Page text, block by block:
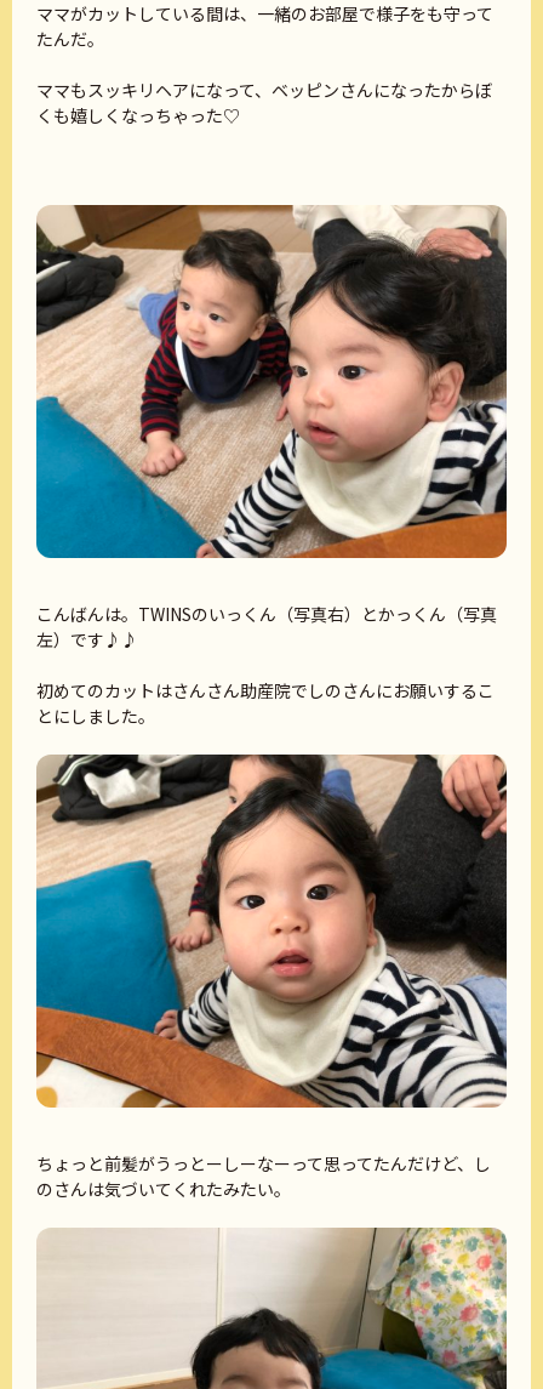
ママがカットしている間は、一緒のお部屋で様子をも守って
たんだ。
ママもスッキリヘアになって、ベッピンさんになったからぼ
くも嬉しくなっちゃった♡
こんばんは。TWINSのいっくん（写真右）とかっくん（写真
左）です♪♪
初めてのカットはさんさん助産院でしのさんにお願いするこ
とにしました。
ちょっと前髪がうっとーしーなーって思ってたんだけど、し
のさんは気づいてくれたみたい。